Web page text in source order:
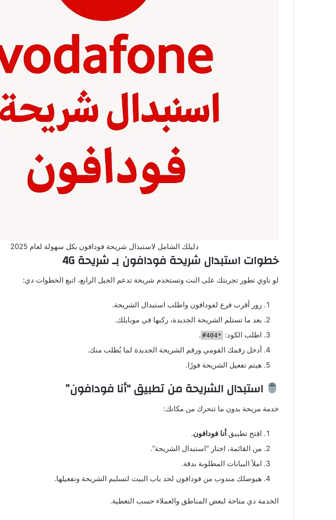
دليلك الشامل لاستبدال شريحة فودافون بكل سهولة لعام 2025
خطوات استبدال شريحة فودافون بـ شريحة 4G
لو ناوي تطور تجربتك على النت وتستخدم شريحة تدعم الجيل الرابع، اتبع الخطوات دي:
زور أقرب فرع لفودافون واطلب استبدال الشريحة.
بعد ما تستلم الشريحة الجديدة، ركبها في موبايلك.
اطلب الكود: *404#
.
أدخل رقمك القومي ورقم الشريحة الجديدة لما يُطلب منك.
هيتم تفعيل الشريحة فورًا.
استبدال الشريحة من تطبيق “أنا فودافون”
خدمة مريحة بدون ما تتحرك من مكانك:
افتح تطبيق أنا فودافون.
من القائمة، اختار “استبدال الشريحة”.
املأ البيانات المطلوبة بدقة.
هيوصلك مندوب من فودافون لحد باب البيت لتسليم الشريحة وتفعيلها.
الخدمة دي متاحة لبعض المناطق والعملاء حسب التغطية.